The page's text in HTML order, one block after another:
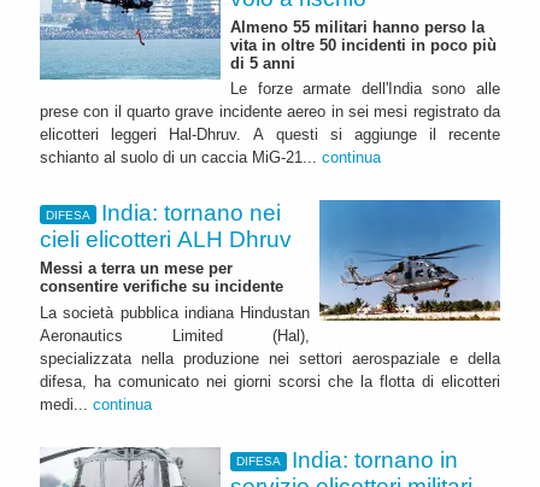
Almeno 55 militari hanno perso la
vita in oltre 50 incidenti in poco più
di 5 anni
Le forze armate dell'India sono alle
prese con il quarto grave incidente aereo in sei mesi registrato da
elicotteri leggeri Hal-Dhruv. A questi si aggiunge il recente
schianto al suolo di un caccia MiG-21... continua
DIFESA
India: tornano nei
cieli elicotteri ALH Dhruv
Messi a terra un mese per
consentire verifiche su incidente
La società pubblica indiana Hindustan
Aeronautics Limited (Hal),
specializzata nella produzione nei settori aerospaziale e della
difesa, ha comunicato nei giorni scorsi che la flotta di elicotteri
medi... continua
DIFESA
India: tornano in